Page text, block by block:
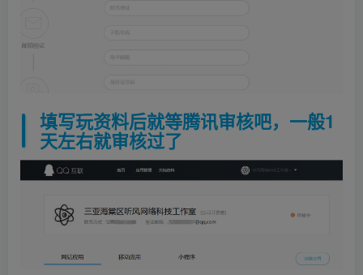
填写玩资料后就等腾讯审核吧，一般1
天左右就审核过了